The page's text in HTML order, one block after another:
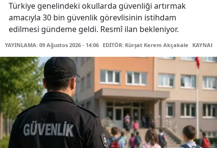
Türkiye genelindeki okullarda güvenliği artırmak
amacıyla 30 bin güvenlik görevlisinin istihdam
edilmesi gündeme geldi. Resmî ilan bekleniyor.
YAYINLAMA: 09 Ağustos 2026 - 14:06 EDİTÖR: Kürşat Kerem Akçakale KAYNAK: